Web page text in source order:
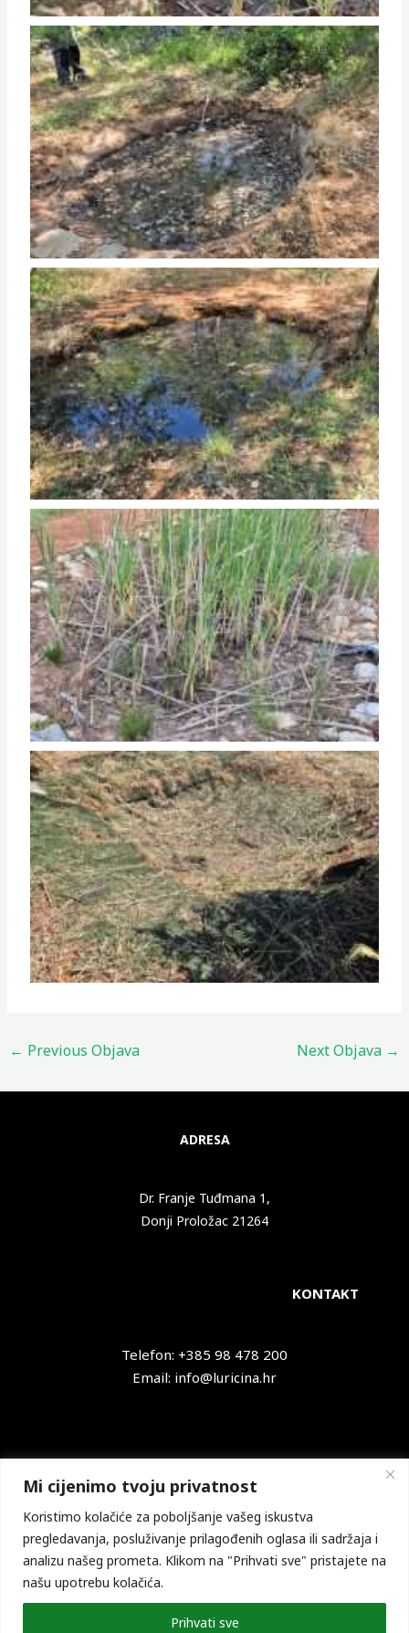
Mi cijenimo tvoju privatnost
Koristimo kolačiće za poboljšanje vašeg iskustva
pregledavanja, posluživanje prilagođenih oglasa ili sadržaja i
analizu našeg prometa. Klikom na "Prihvati sve" pristajete na
našu upotrebu kolačića.
Prihvati sve
← Previous Objava Next Objava →
ADRESA
Dr. Franje Tuđmana 1,
Donji Proložac 21264
KONTAKT
Telefon: +385 98 478 200
Email: info@luricina.hr
Zaštita privatnosti